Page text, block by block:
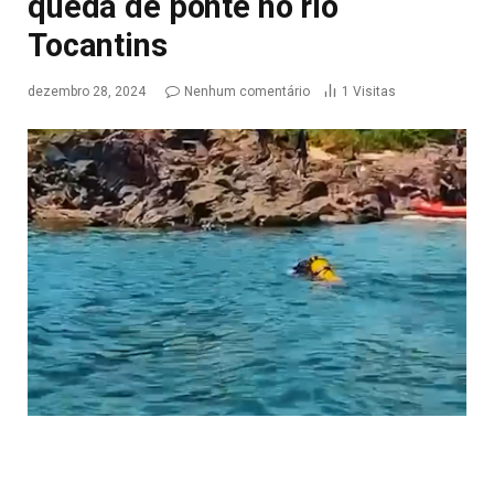
Tocantins
dezembro 28, 2024 Nenhum comentário 1 Visitas